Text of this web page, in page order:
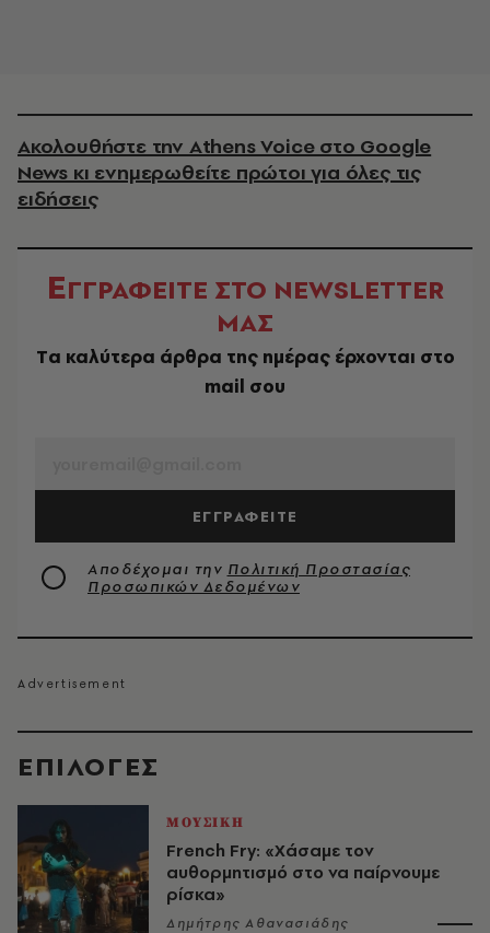
EΠΙΛΟΓΈΣ
ΜΟΥΣΙΚΗ
French Fry: «Χάσαμε τον
αυθορμητισμό στο να παίρνουμε
ρίσκα»
Δημήτρης Αθανασιάδης
Ακολουθήστε την Athens Voice στο Google
News κι ενημερωθείτε πρώτοι για όλες τις
ειδήσεις
ΕΓΓΡΑΦΕΙΤΕ ΣΤΟ NEWSLETTER
ΜΑΣ
Tα καλύτερα άρθρα της ημέρας έρχονται στο
mail σου
ΕΓΓΡΑΦΕΙΤΕ
Αποδέχομαι την Πολιτική Προστασίας
Προσωπικών Δεδομένων